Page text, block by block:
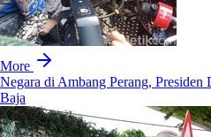
More
Negara di Ambang Perang,
Baja